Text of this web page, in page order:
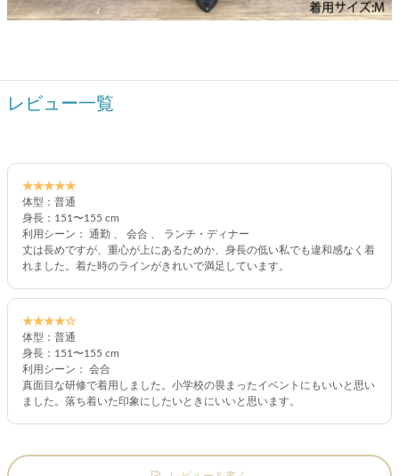
レビュー一覧
★★★★★
体型：普通
身長：151〜155 cm
利用シーン： 通勤 、 会合 、 ランチ・ディナー
丈は長めですが、重心が上にあるためか、身長の低い私でも違和感なく着
れました。着た時のラインがきれいで満足しています。
★★★★☆
体型：普通
身長：151〜155 cm
利用シーン： 会合
真面目な研修で着用しました。小学校の畏まったイベントにもいいと思い
ました。落ち着いた印象にしたいときにいいと思います。